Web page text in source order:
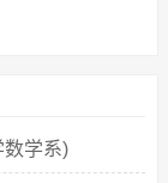
数学系)